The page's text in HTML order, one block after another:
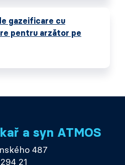
gazeificare cu
pentru arzător pe
a syn ATMOS
487
294 21